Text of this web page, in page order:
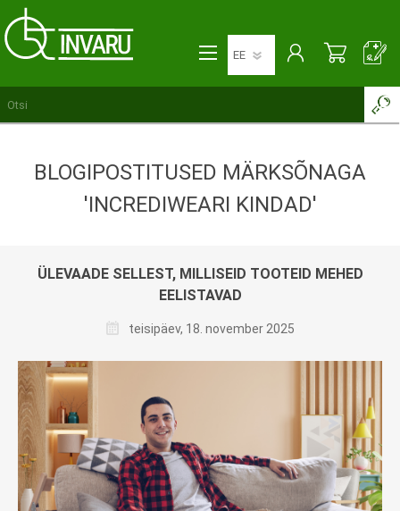
BLOGIPOSTITUSED MÄRKSÕNAGA
'INCREDIWEARI KINDAD'
ÜLEVAADE SELLEST, MILLISEID TOOTEID MEHED
EELISTAVAD
teisipäev, 18. november 2025